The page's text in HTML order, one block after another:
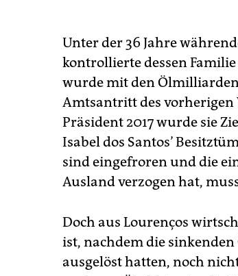
Unter der 36 Jahre
kontrollierte dessen
wurde mit den
Amtsantritt des vorherigen
Präsident 2017 wurde sie
Isabel dos Santos’
sind eingefroren und die
Ausland verzogen hat,
Doch aus Lourenços
ist, nachdem die sinkenden
ausgelöst hatten, noch